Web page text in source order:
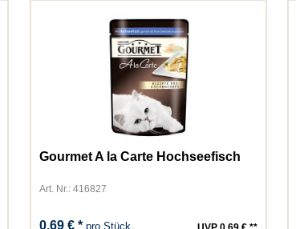
Gourmet A la Carte Hochseefisch
Art. Nr.: 416827
0,69 € *pro Stück